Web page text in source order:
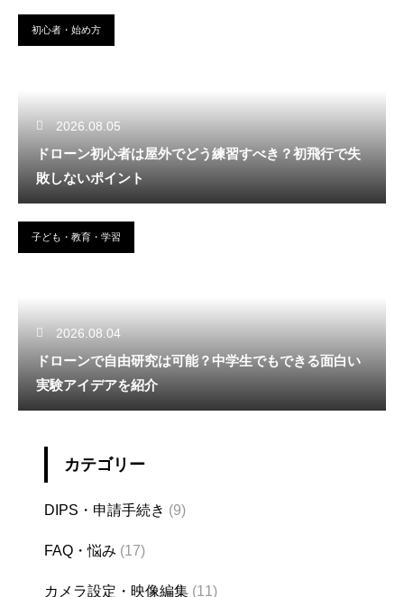
初心者・始め方
2026.08.05
ドローン初心者は屋外でどう練習すべき？初飛行で失
敗しないポイント
子ども・教育・学習
2026.08.04
ドローンで自由研究は可能？中学生でもできる面白い
実験アイデアを紹介
カテゴリー
DIPS・申請手続き (9)
FAQ・悩み (17)
カメラ設定・映像編集 (11)